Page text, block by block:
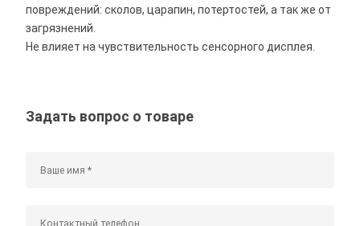
повреждений: сколов, царапин, потертостей, а так же от
загрязнений.
Не влияет на чувствительность сенсорного дисплея.
Задать вопрос о товаре